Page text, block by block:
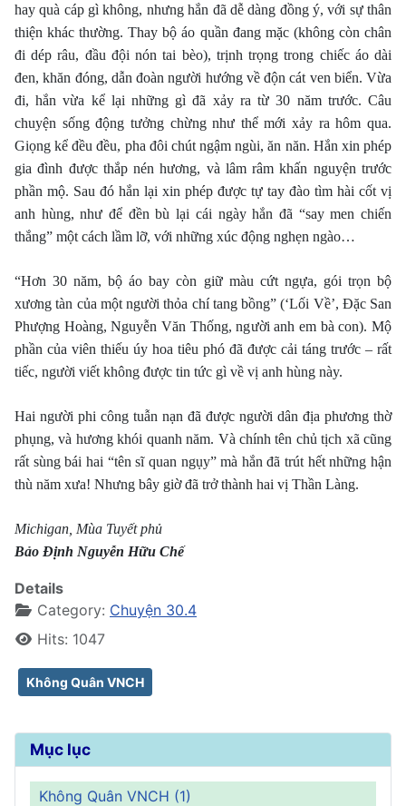
Mục lục
Không Quân VNCH (1)
hay quà cáp gì không, nhưng hắn đã dễ dàng đồng ý, với sự thân
thiện khác thường. Thay bộ áo quần đang mặc (không còn chân
đi dép râu, đầu đội nón tai bèo), trịnh trọng trong chiếc áo dài
đen, khăn đóng, dẫn đoàn người hướng về độn cát ven biển. Vừa
đi, hắn vừa kể lại những gì đã xảy ra từ 30 năm trước. Câu
chuyện sống động tưởng chừng như thể mới xảy ra hôm qua.
Giọng kể đều đều, pha đôi chút ngậm ngùi, ăn năn. Hắn xin phép
gia đình được thắp nén hương, và lâm râm khấn nguyện trước
phần mộ. Sau đó hắn lại xin phép được tự tay đào tìm hài cốt vị
anh hùng, như để đền bù lại cái ngày hắn đã “say men chiến
thắng” một cách lầm lỡ, với những xúc động nghẹn ngào…
“Hơn 30 năm, bộ áo bay còn giữ màu cứt ngựa, gói trọn bộ
xương tàn của một người thỏa chí tang bồng” (‘Lối Về’, Ðặc San
Phượng Hoàng, Nguyễn Văn Thống, người anh em bà con). Mộ
phần của viên thiếu úy hoa tiêu phó đã được cải táng trước – rất
tiếc, người viết không được tin tức gì về vị anh hùng này.
Hai người phi công tuẫn nạn đã được người dân địa phương thờ
phụng, và hương khói quanh năm. Và chính tên chủ tịch xã cũng
rất sùng bái hai “tên sĩ quan ngụy” mà hắn đã trút hết những hận
thù năm xưa! Nhưng bây giờ đã trở thành hai vị Thần Làng.
Michigan, Mùa Tuyết phủ
Bảo Ðịnh​ Nguyễn Hữu Chế
Details
Category: Chuyện 30.4
Hits: 1047
Không Quân VNCH